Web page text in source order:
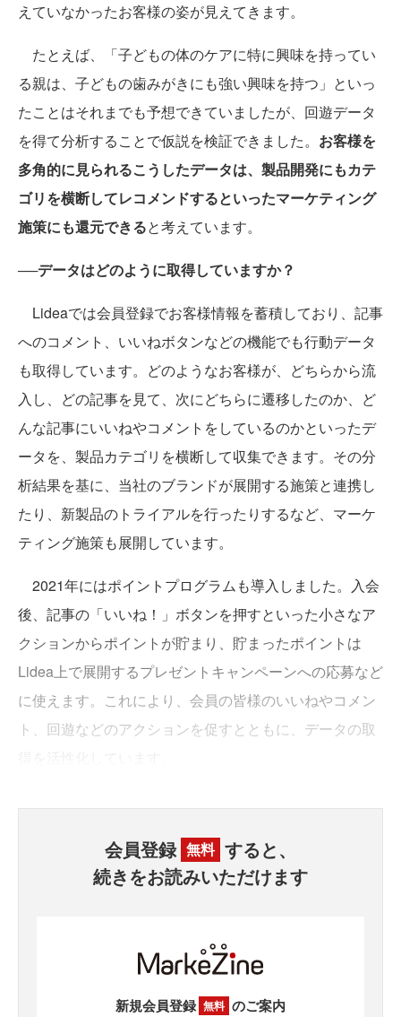
えていなかったお客様の姿が見えてきます。
たとえば、「子どもの体のケアに特に興味を持ってい
る親は、子どもの歯みがきにも強い興味を持つ」といっ
たことはそれまでも予想できていましたが、回遊データ
を得て分析することで仮説を検証できました。 お客様を
多角的に見られるこうしたデータは、製品開発にもカテ
ゴリを横断してレコメンドするといったマーケティング
施策にも還元できると考えています。
──データはどのように取得していますか？
Lideaでは会員登録でお客様情報を蓄積しており、記事
へのコメント、いいねボタンなどの機能でも行動データ
も取得しています。どのようなお客様が、どちらから流
入し、どの記事を見て、次にどちらに遷移したのか、ど
んな記事にいいねやコメントをしているのかといったデ
ータを、製品カテゴリを横断して収集できます。その分
析結果を基に、当社のブランドが展開する施策と連携し
たり、新製品のトライアルを行ったりするなど、マーケ
ティング施策も展開しています。
2021年にはポイントプログラムも導入しました。入会
後、記事の「いいね！」ボタンを押すといった小さなア
クションからポイントが貯まり、貯まったポイントは
Lidea上で展開するプレゼントキャンペーンへの応募など
に使えます。これにより、会員の皆様のいいねやコメン
ト、回遊などのアクションを促すとともに、データの取
会員登録 無料 すると、
続きをお読みいただけます
新規会員登録 無料 のご案内